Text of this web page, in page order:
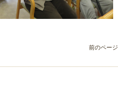
前のページ